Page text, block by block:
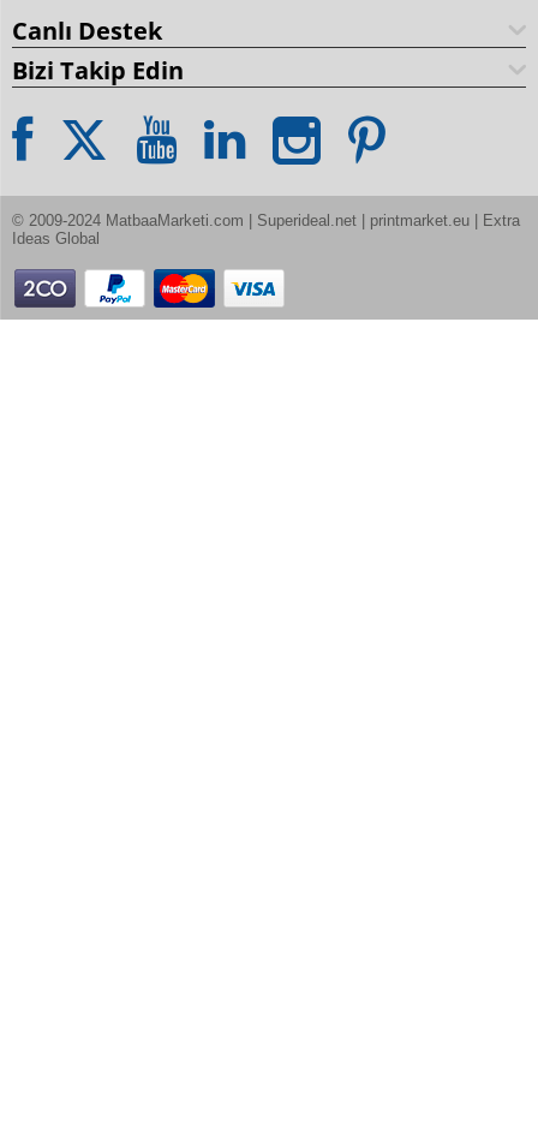
Canlı Destek
Bizi Takip Edin
© 2009-2024 MatbaaMarketi.com | Superideal.net | printmarket.eu | Extra
Ideas Global